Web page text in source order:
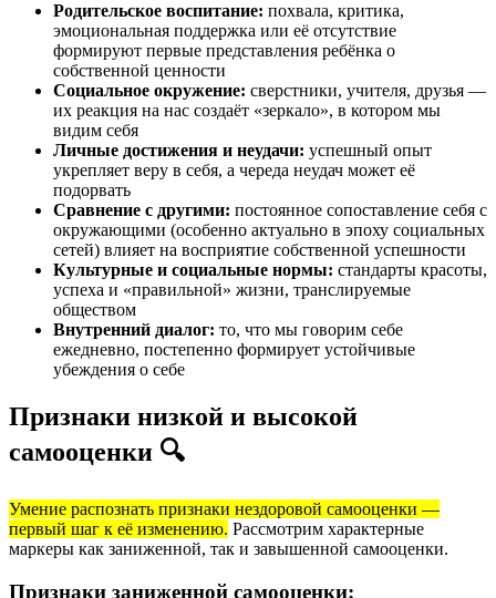
Родительское воспитание: похвала, критика,
эмоциональная поддержка или её отсутствие
формируют первые представления ребёнка о
собственной ценности
Социальное окружение: сверстники, учителя, друзья —
их реакция на нас создаёт «зеркало», в котором мы
видим себя
Личные достижения и неудачи: успешный опыт
укрепляет веру в себя, а череда неудач может её
подорвать
Сравнение с другими: постоянное сопоставление себя с
окружающими (особенно актуально в эпоху социальных
сетей) влияет на восприятие собственной успешности
Культурные и социальные нормы: стандарты красоты,
успеха и «правильной» жизни, транслируемые
обществом
Внутренний диалог: то, что мы говорим себе
ежедневно, постепенно формирует устойчивые
убеждения о себе
Признаки низкой и высокой
самооценки 🔍
Умение распознать признаки нездоровой самооценки —
первый шаг к её изменению. Рассмотрим характерные
маркеры как заниженной, так и завышенной самооценки.
Признаки заниженной самооценки: